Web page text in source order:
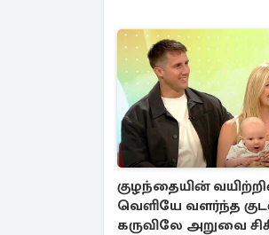
குழந்தையின்
வெளியே வளர்ந்த
கருவிலே அறுவை